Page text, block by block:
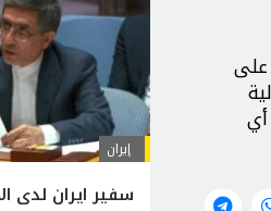
على
إيران
سفير ايران لدى